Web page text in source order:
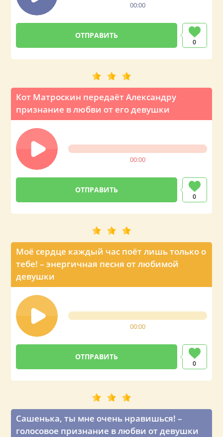
00:00
0
Кот Матроскин передаёт Александру
признание в любви от его девушки
00:00
0
Моё сердце каждый час поёт лишь только о
тебе! – энергичная песня от любимой
девушки
00:00
0
Сашенька, ты мне очень нравишься! –
голосовое признание в любви от девушки